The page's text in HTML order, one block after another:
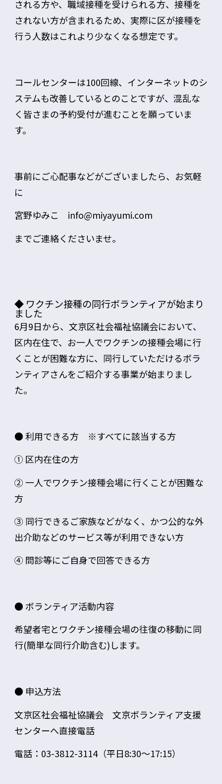
される方や、職域接種を受けられる方、接種を
されない方が含まれるため、実際に区が接種を
行う人数はこれより少なくなる想定です。
コールセンターは100回線、インターネットのシ
ステムも改善しているとのことですが、混乱な
く皆さまの予約受付が進むことを願っていま
す。
事前にご心配事などがございましたら、お気軽
に
宮野ゆみこ info@miyayumi.com
までご連絡くださいませ。
◆ ワクチン接種の同行ボランティアが始まり
ました
6月9日から、文京区社会福祉協議会において、
区内在住で、お一人でワクチンの接種会場に行
くことが困難な方に、 同行していただけるボラ
ンティアさんをご紹介する事業が始まりまし
た。
● 利用できる方 ※すべてに該当する方
① 区内在住の方
② 一人でワクチン接種会場に行くことが困難な
方
③ 同行できるご家族などがなく、かつ公的な外
出介助などのサービス等が利用できない方
④ 問診等にご自身で回答できる方
● ボランティア活動内容
希望者宅とワクチン接種会場の往復の移動に同
行(簡単な同行介助含む)します。
● 申込方法
文京区社会福祉協議会 文京ボランティア支援
センターへ直接電話
電話： 03-3812-3114（平日8:30～17:15）